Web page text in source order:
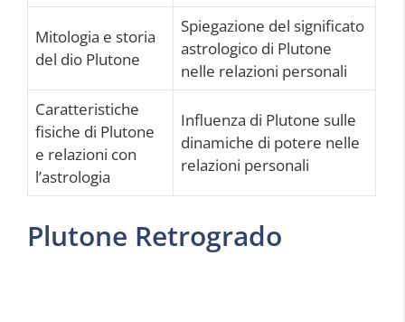
Mitologia e storia
del dio Plutone
Spiegazione del significato
astrologico di Plutone
nelle relazioni personali
Caratteristiche
fisiche di Plutone
e relazioni con
l’astrologia
Influenza di Plutone sulle
dinamiche di potere nelle
relazioni personali
Plutone Retrogrado